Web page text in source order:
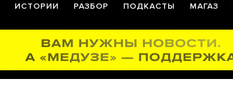
ИСТОРИИ РАЗБОР ПОДКАСТЫ МАГАЗ